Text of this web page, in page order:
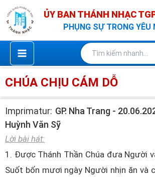
Nhảy
tới
nội
dung
ỦY BAN THÁNH NHẠC
PHỤNG SỰ TRONG YÊU
CHÚA CHỊU CÁM DỖ
Imprimatur: GP. Nha Trang -
Huỳnh Văn Sỹ
Lời bài hát:
1. Được Thánh Thần Chúa đưa Người
Suốt bốn mươi ngày Người nhịn ăn và